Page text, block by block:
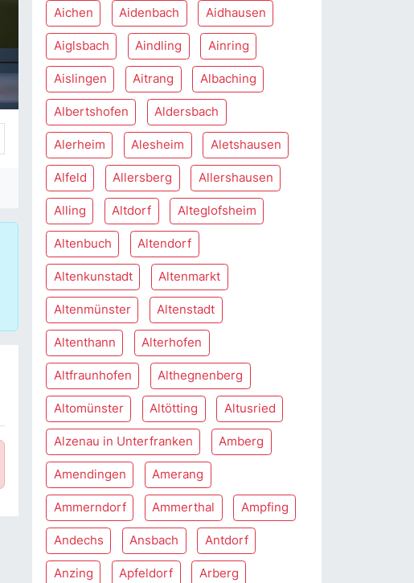
Aichen Aidenbach Aidhausen
Aiglsbach Aindling Ainring
Aislingen Aitrang Albaching
Albertshofen Aldersbach
Alerheim Alesheim Aletshausen
Alfeld Allersberg Allershausen
Alling Altdorf Alteglofsheim
Altenbuch Altendorf
Altenkunstadt Altenmarkt
Altenmünster Altenstadt
Altenthann Alterhofen
Altfraunhofen Althegnenberg
Altomünster Altötting Altusried
Alzenau in Unterfranken Amberg
Amendingen Amerang
Ammerndorf Ammerthal Ampfing
Andechs Ansbach Antdorf
Anzing Apfeldorf Arberg